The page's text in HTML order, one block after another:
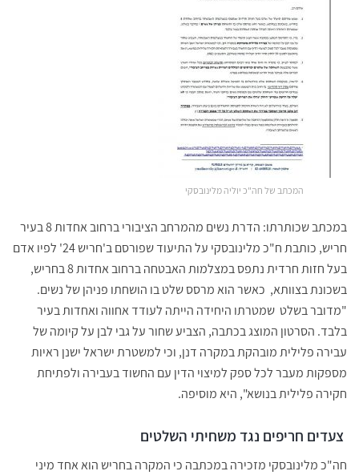
המכתב של חה"כ יוליה מלינובסקי
במכתב שכותרתו: הדרת נשים מהמרחב הציבורי ברחוב אחדות 8 בעיר
חריש, כותבת ח"כ מלינובסקי על התיעוד שפורסם ב'חריש 24' לפיו אדם
בעל חזות חרדית נתפס במצלמות האבטחה ברחוב אחדות 8 בחריש,
בשכונת בצוותא, כאשר הוא מרסס שלט בו הושחתו פניהן של נשים.
"מדובר בשלט שמטרתו היחידה הייתה לעודד אחווה ואחדות בעיר
בלבד. הסרטון המוצג בכתבה, הצביע שחור על גבי לבן על קיומה של
עבירה פלילית מובהקת במקרה דנן, וכי למשטרת ישראל ישנן ראיות
מספקות מעבר לכל ספק למיצוי הדין עם החשוד בעבירה ולפתיחת
חקירה פלילית בנושא", היא מוסיפה.
צעדים חריפים נגד משחיתי השלטים
חה"כ מלינובסקי מזכירה במכתבה כי המקרה בחריש הוא אחד מיני